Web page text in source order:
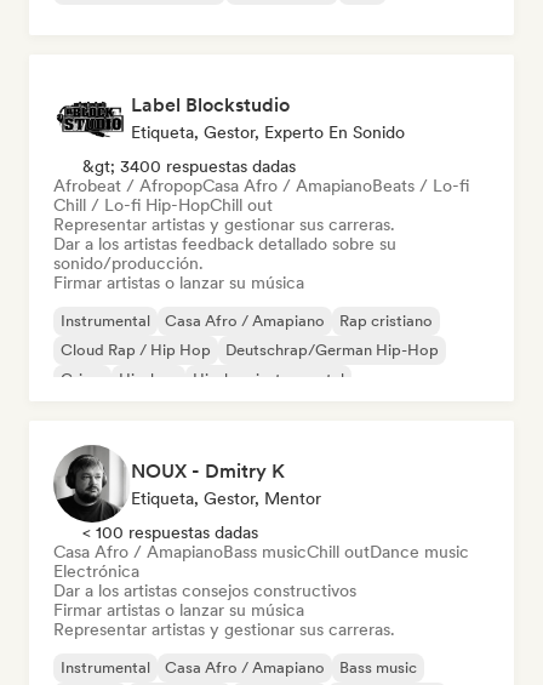
Label Blockstudio
Etiqueta, Gestor, Experto En Sonido
&gt; 3400 respuestas dadas
Afrobeat / AfropopCasa Afro / AmapianoBeats / Lo-fi
Chill / Lo-fi Hip-HopChill out
Representar artistas y gestionar sus carreras.
Dar a los artistas feedback detallado sobre su
sonido/producción.
Firmar artistas o lanzar su música
Instrumental Casa Afro / Amapiano
Rap cristiano
Cloud Rap / Hip Hop
Deutschrap/German Hip-Hop
Grime
Hip-hop Hip-hop instrumental
NOUX - Dmitry K
Etiqueta, Gestor, Mentor
< 100 respuestas dadas
Casa Afro / AmapianoBass musicChill outDance music
Electrónica
Dar a los artistas consejos constructivos
Firmar artistas o lanzar su música
Representar artistas y gestionar sus carreras.
Instrumental Casa Afro / Amapiano Bass music